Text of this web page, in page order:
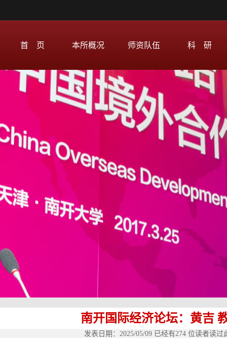
首 页 本所概况 师资队伍 科 研
南开国际经济论坛：黄吉
发表日期：2025/05/09 已经有274 位读者读过